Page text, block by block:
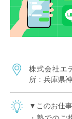
株式会社エ
所：兵庫県
▼このお仕